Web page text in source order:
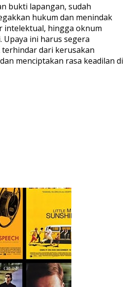
bukti lapangan, sudah
hukum dan menindak
intelektual, hingga oknum
ini harus segera
dari kerusakan
menciptakan rasa keadilan di